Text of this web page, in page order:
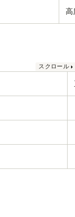
高